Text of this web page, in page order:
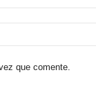
que comente.